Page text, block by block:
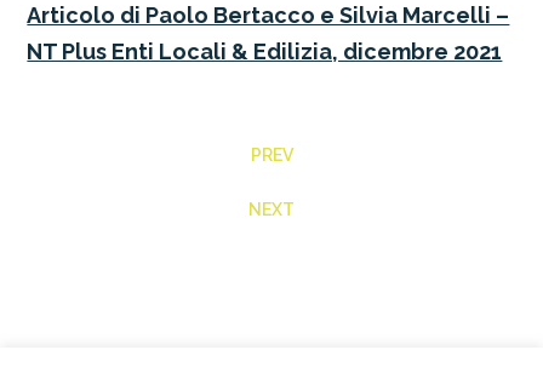
Articolo di Paolo Bertacco e Silvia Marcelli –
NT Plus Enti Locali & Edilizia, dicembre 2021
PREV
NEXT